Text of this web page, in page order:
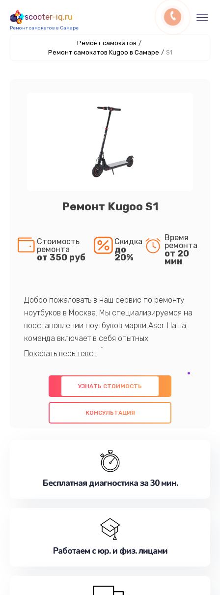
scooter-iq.ru
Ремонт самокатов в Самаре
Ремонт самокатов /
Ремонт самокатов Kugoo в Самаре / S1
Ремонт Kugoo S1
Стоимость
ремонта
от 350 руб
Скидка
до
20%
Время
ремонта
от 20
мин
Добро пожаловать в наш сервис по ремонту
ноутбуков в Москве. Мы специализируемся на
восстановлении ноутбуков марки Aser. Наша
команда включает в себя опытных
профессионалов с обширными знаниями и
предлагаем быстрый и качественный ремонт с
использованием оригинальных компонентов, а
также гарантируем качество всех
проведенных работ. Наша цель - предоставить
наилучшим образом. Не медлите записаться на
УЗНАТЬ СТОИМОСТЬ
КОНСУЛЬТАЦИЯ
Бесплатная диагностика за 30 мин.
Работаем с юр. и физ. лицами